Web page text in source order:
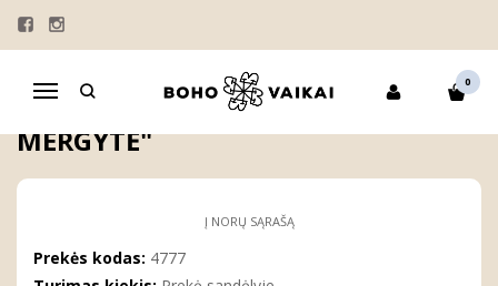
Navigacija
0
Pagrindinis
Vaikiški marškinėliai "Tėčio mergytė"
VAIKIŠKI MARŠKINĖLIAI "TĖČIO
MERGYTĖ"
Į NORŲ SĄRAŠĄ
Prekės kodas: 4777